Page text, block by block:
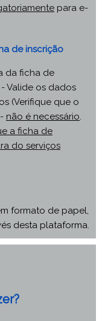
para e-
de inscrição
da ficha de
Valide os dados
(Verifique que o
não é necessário.
a ficha de
do serviços
formato de papel,
desta plataforma.